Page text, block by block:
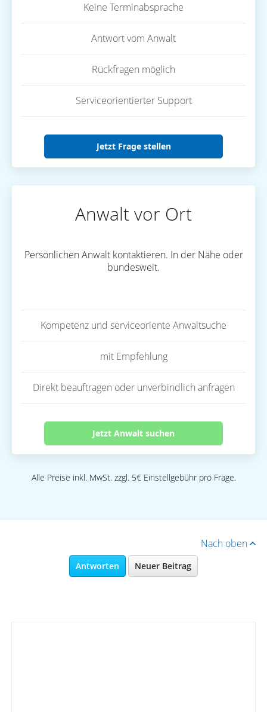
Keine Terminabsprache
Antwort vom Anwalt
Rückfragen möglich
Serviceorientierter Support
Jetzt Frage stellen
Anwalt vor Ort
Persönlichen Anwalt kontaktieren. In der Nähe oder
bundesweit.
Kompetenz und serviceoriente Anwaltsuche
mit Empfehlung
Direkt beauftragen oder unverbindlich anfragen
Jetzt Anwalt suchen
Alle Preise inkl. MwSt. zzgl. 5€ Einstellgebühr pro Frage.
Nach oben
Antworten Neuer Beitrag